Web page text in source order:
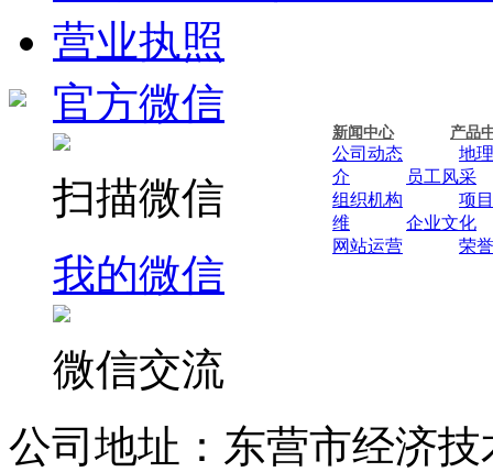
营业执照
新闻中心 产品
公司动态
地
介
员工风采
组织机构
项
维
企业文化
网站运营
荣
官方微信
扫描微信
我的微信
微信交流
公司地址：东营市经济